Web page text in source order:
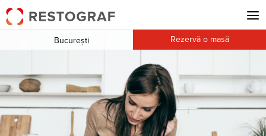
București Rezervă o masă